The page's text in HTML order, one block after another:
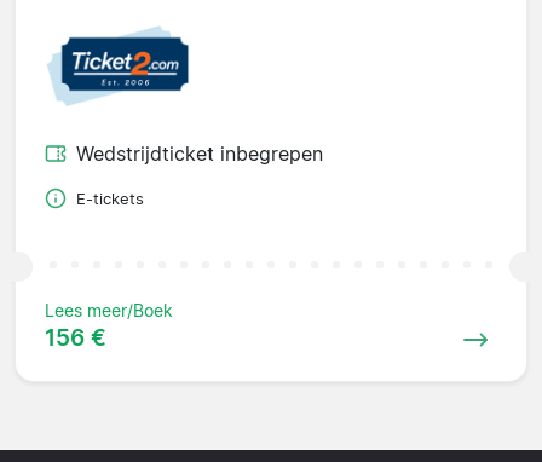
Wedstrijdticket inbegrepen
E-tickets
Lees meer/Boek
156 €